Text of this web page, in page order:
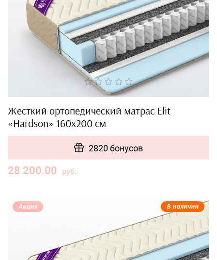
Жесткий ортопедический матрас Elit
«Hardson» 160x200 см
2820 бонусов
28 200.00 руб.
Акция В наличии